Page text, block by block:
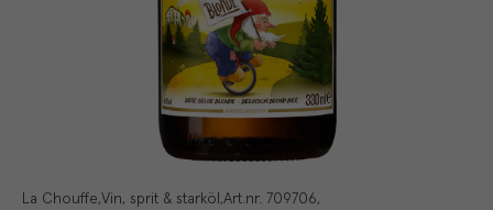
La Chouffe Vin, sprit & starköl Art.nr. 709706